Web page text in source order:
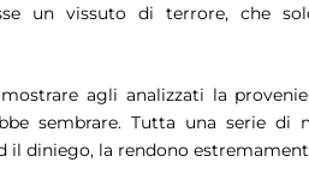
un vissuto di terrore, che
agli analizzati la
sembrare. Tutta una serie di
il diniego, la rendono